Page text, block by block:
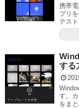
携帯
プリ
テス
する
す。
をま